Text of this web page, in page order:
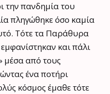
την πανδημία του
πληγώθηκε όσο καμία
Τότε τα Παράθυρα
και πάλι
μέσα από τους
ένα ποτήρι
κόσμος έμαθε τότε